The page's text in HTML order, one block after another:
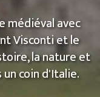
médiéval avec
Visconti et le
la nature et
coin d'Italie.